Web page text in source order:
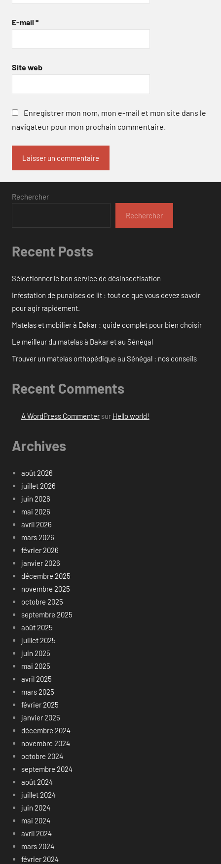
E-mail *
Site web
Enregistrer mon nom, mon e-mail et mon site dans le
navigateur pour mon prochain commentaire.
Rechercher
Rechercher
Recent Posts
Sélectionner le bon service de désinsectisation
Infestation de punaises de lit : tout ce que vous devez savoir
pour agir rapidement.
Matelas et mobilier à Dakar : guide complet pour bien choisir
Le meilleur du matelas à Dakar et au Sénégal
Trouver un matelas orthopédique au Sénégal : nos conseils
Recent Comments
A WordPress Commentersur Hello world!
Archives
août 2026
juillet 2026
juin 2026
mai 2026
avril 2026
mars 2026
février 2026
janvier 2026
décembre 2025
novembre 2025
octobre 2025
septembre 2025
août 2025
juillet 2025
juin 2025
mai 2025
avril 2025
mars 2025
février 2025
janvier 2025
décembre 2024
novembre 2024
octobre 2024
septembre 2024
août 2024
juillet 2024
juin 2024
mai 2024
avril 2024
mars 2024
février 2024